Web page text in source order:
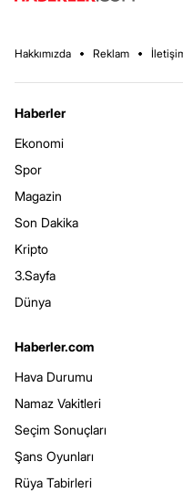
Hakkımızda Reklam
Haberler
Ekonomi
Spor
Magazin
Son Dakika
Kripto
3.Sayfa
Dünya
Haberler.com
Hava Durumu
Namaz Vakitleri
Seçim Sonuçları
Şans Oyunları
Rüya Tabirleri